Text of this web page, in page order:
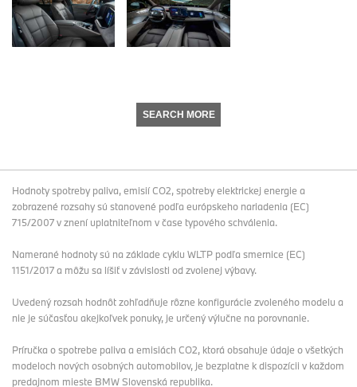
SEARCH MORE
Hodnoty spotreby paliva, emisií CO2, spotreby elektrickej energie a
zobrazené rozsahy sú stanovené podľa európskeho nariadenia (EC)
715/2007 v znení uplatniteľnom v čase typového schválenia.
Namerané hodnoty sú na základe cyklu WLTP podľa smernice (EC)
1151/2017 a môžu sa líšiť v závislosti od zvolenej výbavy.
Uvedený rozsah hodnôt zohľadňuje rôzne konfigurácie zvoleného modelu a
nie je súčasťou akejkoľvek ponuky, je určený výlučne na porovnanie.
Príručka o spotrebe paliva a emisiách CO2, ktorá obsahuje údaje o všetkých
modeloch nových osobných automobilov, je bezplatne k dispozícii v každom
predajnom mieste BMW Slovenská republika.